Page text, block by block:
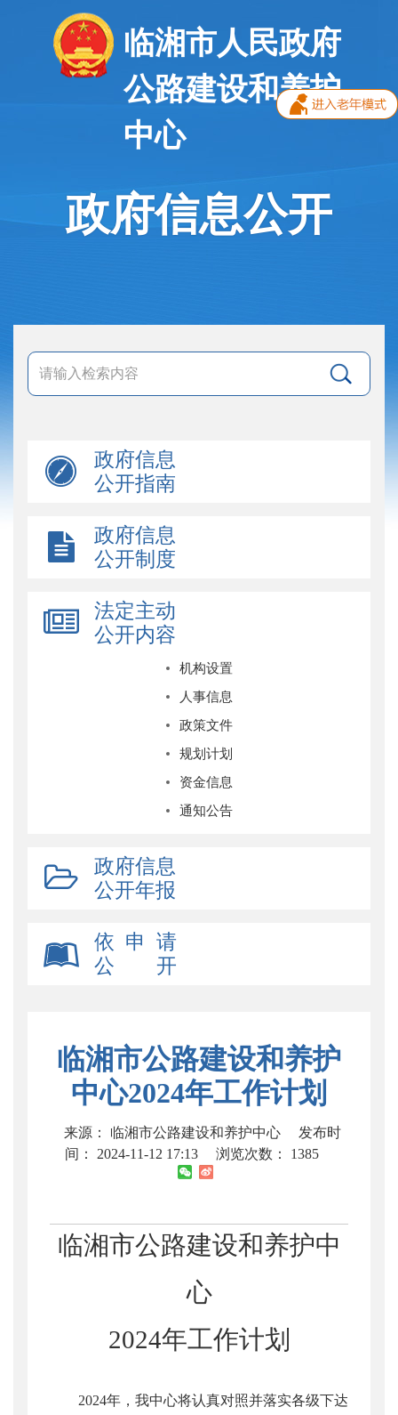
临湘市人民政府
公路建设和养护
中心
政府信息公开
政府信息
公开指南
政府信息
公开制度
法定主动
公开内容
机构设置
人事信息
政策文件
规划计划
资金信息
通知公告
政府信息
公开年报
依 申 请
公 开
临湘市公路建设和养护
中心2024年工作计划
来源： 临湘市公路建设和养护中心
发布时
间： 2024-11-12 17:13
浏览次数： 1385
临湘市公路建设和养护中
心
2024年工作计划
2024年，我中心将认真对照并落实各级下达